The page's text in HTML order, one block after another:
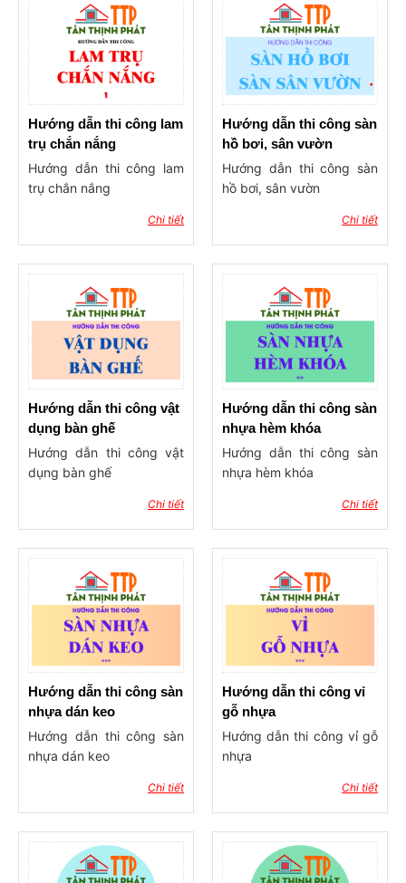
Hướng dẫn thi công lam
trụ chắn nắng
Hướng dẫn thi công lam
trụ chắn nắng
Chi tiết
Hướng dẫn thi công sàn
hồ bơi, sân vườn
Hướng dẫn thi công sàn
hồ bơi, sân vườn
Chi tiết
Hướng dẫn thi công vật
dụng bàn ghế
Hướng dẫn thi công vật
dụng bàn ghế
Chi tiết
Hướng dẫn thi công sàn
nhựa hèm khóa
Hướng dẫn thi công sàn
nhựa hèm khóa
Chi tiết
Hướng dẫn thi công sàn
nhựa dán keo
Hướng dẫn thi công sàn
nhựa dán keo
Chi tiết
Hướng dẫn thi công vỉ
gỗ nhựa
Hướng dẫn thi công vỉ gỗ
nhựa
Chi tiết